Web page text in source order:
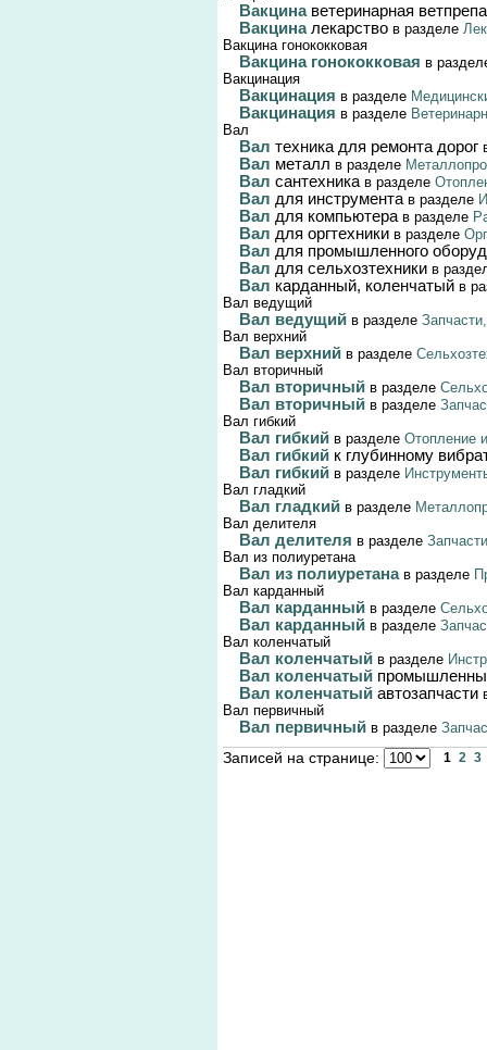
Вакцина ветеринарная
Вакцина лекарство в разделе
Вакцина гонококковая
Вакцина гонококковая в
Вакцинация
Вакцинация в разделе
Вакцинация в разделе
Вал
Вал техника для ремонта дорог
Вал металл в разделе
Вал сантехникав разделе
Вал для инструментав разделе
Вал для компьютерав разделе
Вал для оргтехники в разделе
Вал для промышленного
Вал для сельхозтехники в
Вал карданный, коленчатый в
Вал ведущий
Вал ведущий в разделе
Вал верхний
Вал верхний в разделе
Вал вторичный
Вал вторичный в разделе
Вал вторичный в разделе
Вал гибкий
Вал гибкий в разделе Отопление
Вал гибкий к глубинному
Вал гибкий в разделе
Вал гладкий
Вал гладкий в разделе
Вал делителя
Вал делителя в разделе
Вал из полиуретана
Вал из полиуретана в разделе
Вал карданный
Вал карданный в разделе
Вал карданный в разделе
Вал коленчатый
Вал коленчатый в разделе
Вал коленчатый
Вал коленчатый автозапчасти
Вал первичный
Вал первичный в разделе
Записей на странице: 1 2 3